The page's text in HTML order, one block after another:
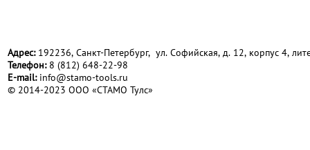
Адрес:192236, Санкт-Петербург, ул. Софийская, д. 12, корпус 4,
Телефон:8 (812) 648-22-98
Е-mail: info@stamo-tools.ru
© 2014-2023 ООО «СТАМО Тулс»